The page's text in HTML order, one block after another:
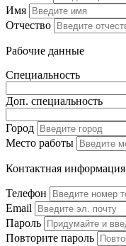
Имя
Отчество
Рабочие данные
Специальность
Доп. специальность
Город
Место работы
Контактная информация
Телефон
Email
Пароль
Повторите пароль